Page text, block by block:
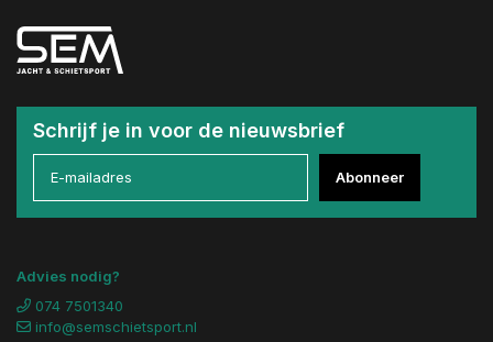
Schrijf je in voor de nieuwsbrief
Abonneer
Advies nodig?
074 7501340
info@semschietsport.nl